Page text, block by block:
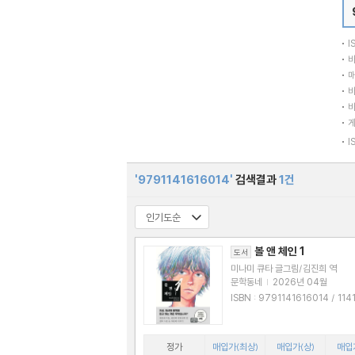
'9791141616014' 검색결과1건
도서 볼 앤 체인 1
미나미 큐타 글그림/김진희 역
문학동네 | 2026년 04월
ISBN : 9791141616014 / 114161601
정가 매입가(최상) 매입가(상) 매